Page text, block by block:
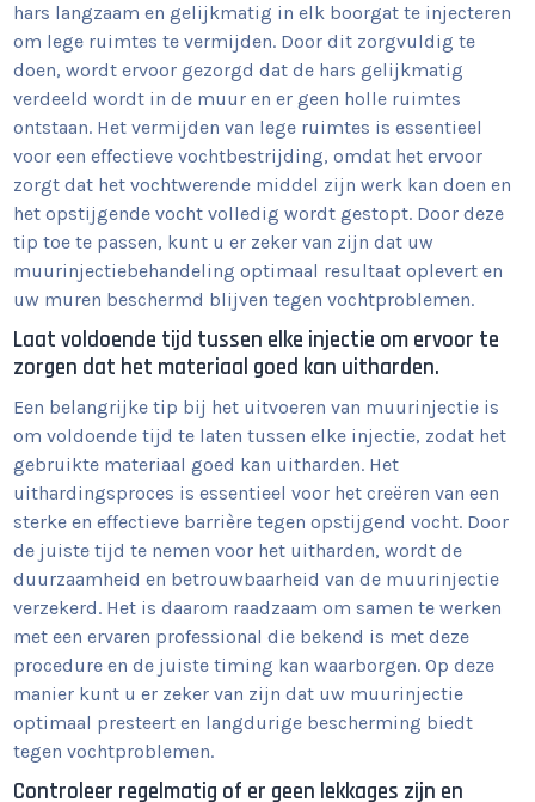
hars langzaam en gelijkmatig in elk boorgat te injecteren
om lege ruimtes te vermijden. Door dit zorgvuldig te
doen, wordt ervoor gezorgd dat de hars gelijkmatig
verdeeld wordt in de muur en er geen holle ruimtes
ontstaan. Het vermijden van lege ruimtes is essentieel
voor een effectieve vochtbestrijding, omdat het ervoor
zorgt dat het vochtwerende middel zijn werk kan doen en
het opstijgende vocht volledig wordt gestopt. Door deze
tip toe te passen, kunt u er zeker van zijn dat uw
muurinjectiebehandeling optimaal resultaat oplevert en
uw muren beschermd blijven tegen vochtproblemen.
Laat voldoende tijd tussen elke injectie om ervoor te
zorgen dat het materiaal goed kan uitharden.
Een belangrijke tip bij het uitvoeren van muurinjectie is
om voldoende tijd te laten tussen elke injectie, zodat het
gebruikte materiaal goed kan uitharden. Het
uithardingsproces is essentieel voor het creëren van een
sterke en effectieve barrière tegen opstijgend vocht. Door
de juiste tijd te nemen voor het uitharden, wordt de
duurzaamheid en betrouwbaarheid van de muurinjectie
verzekerd. Het is daarom raadzaam om samen te werken
met een ervaren professional die bekend is met deze
procedure en de juiste timing kan waarborgen. Op deze
manier kunt u er zeker van zijn dat uw muurinjectie
optimaal presteert en langdurige bescherming biedt
tegen vochtproblemen.
Controleer regelmatig of er geen lekkages zijn en